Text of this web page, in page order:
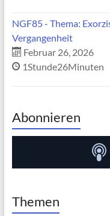
NGF85 - Thema:
Vergangenheit
Februar 26, 2026
1Stunde26Minuten
Abonnieren
Themen